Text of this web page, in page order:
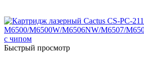
Быстрый просмотр